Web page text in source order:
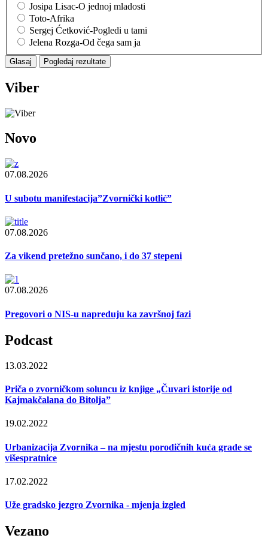
Josipa Lisac-O jednoj mladosti
Toto-Afrika
Sergej Ćetković-Pogledi u tami
Jelena Rozga-Od čega sam ja
Viber
Novo
07.08.2026
U subotu manifestacija”Zvornički kotlić”
07.08.2026
Za vikend pretežno sunčano, i do 37 stepeni
07.08.2026
Pregovori o NIS-u napreduju ka završnoj fazi
Podcast
13.03.2022
Priča o zvorničkom soluncu iz knjige „Čuvari istorije od
Kajmakčalana do Bitolja”
19.02.2022
Urbanizacija Zvornika – na mjestu porodičnih kuća grade se
višespratnice
17.02.2022
Uže gradsko jezgro Zvornika - mjenja izgled
Vezano